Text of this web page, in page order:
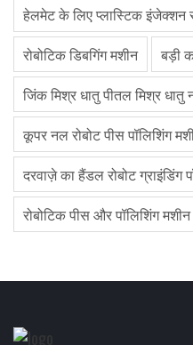
हेलमेट के लिए प्लास्टिक इंजेक्शन
रोबोटिक डिबगिंग मशीन
बड़ी
जिंक मिश्र धातु पीतल मिश्र धातु
कूपर नल रोबोट पीस पॉलिशिंग
दरवाज़े का हैंडल रोबोट ग्राइंडिंग
रोबोटिक पीस और पॉलिशिंग मशीन